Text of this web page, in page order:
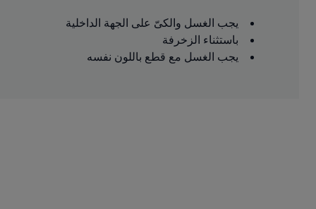
يجب الغسل والكىّ على الجهة الداخلية
باستثناء الزخرفة
يجب الغسل مع قطع باللون نفسه